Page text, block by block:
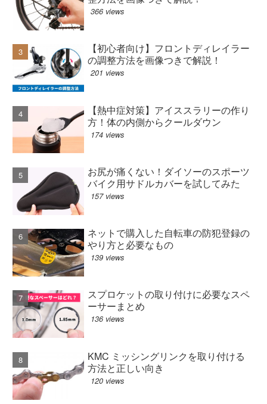
366 views
【初心者向け】フロントディレイラー
の調整方法を画像つきで解説！
201 views
【熱中症対策】アイススラリーの作り
方！体の内側からクールダウン
174 views
お尻が痛くない！ダイソーのスポーツ
バイク用サドルカバーを試してみた
157 views
ネットで購入した自転車の防犯登録の
やり方と必要なもの
139 views
スプロケットの取り付けに必要なスペ
ーサーまとめ
136 views
KMC ミッシングリンクを取り付ける
方法と正しい向き
120 views